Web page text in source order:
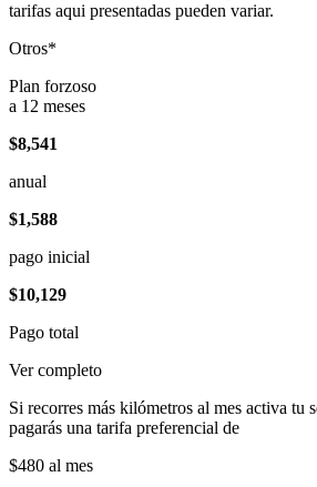
tarifas aqui presentadas pueden variar.
Otros*
Plan forzoso
a 12 meses
$8,541
anual
$1,588
pago inicial
$10,129
Pago total
Ver completo
Si recorres más kilómetros al mes activa tu
pagarás una tarifa preferencial de
$480 al mes